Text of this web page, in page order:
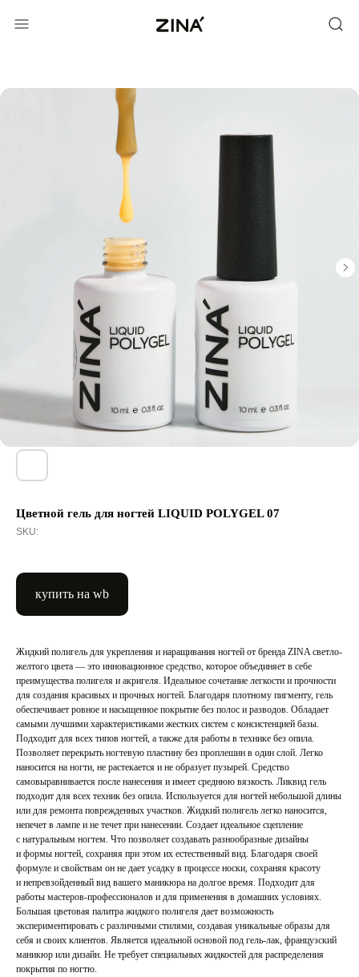
Цветной гель для ногтей LIQUID POLYGEL 07
SKU:
купить на wb
Жидкий полигель для укрепления и наращивания ногтей от бренда ZINA светло-
желтого цвета — это инновационное средство, которое объединяет в себе
преимущества полигеля и акригеля. Идеальное сочетание легкости и прочности
для создания красивых и прочных ногтей. Благодаря плотному пигменту, гель
обеспечивает ровное и насыщенное покрытие без полос и разводов. Обладает
самыми лучшими характеристиками жестких систем с консистенцией базы.
Подходит для всех типов ногтей, а также для работы в технике без опила.
Позволяет перекрыть ногтевую пластину без проплешин в один слой. Легко
наносится на ногти, не растекается и не образует пузырей. Средство
самовыравнивается после нанесения и имеет среднюю вязкость. Ликвид гель
подходит для всех техник без опила. Используется для ногтей небольшой длины
или для ремонта поврежденных участков. Жидкий полигель легко наносится,
непечет в лампе и не течет при нанесении. Создает идеальное сцепление
с натуральным ногтем. Что позволяет создавать разнообразные дизайны
и формы ногтей, сохраняя при этом их естественный вид. Благодаря своей
формуле и свойствам он не дает усадку в процессе носки, сохраняя красоту
и непревзойденный вид вашего маникюра на долгое время. Подходит для
работы мастеров-профессионалов и для применения в домашних условиях.
Большая цветовая палитра жидкого полигеля дает возможность
экспериментировать с различными стилями, создавая уникальные образы для
себя и своих клиентов. Является идеальной основой под гель-лак, французский
маникюр или дизайн. Не требует специальных жидкостей для распределения
покрытия по ногтю.